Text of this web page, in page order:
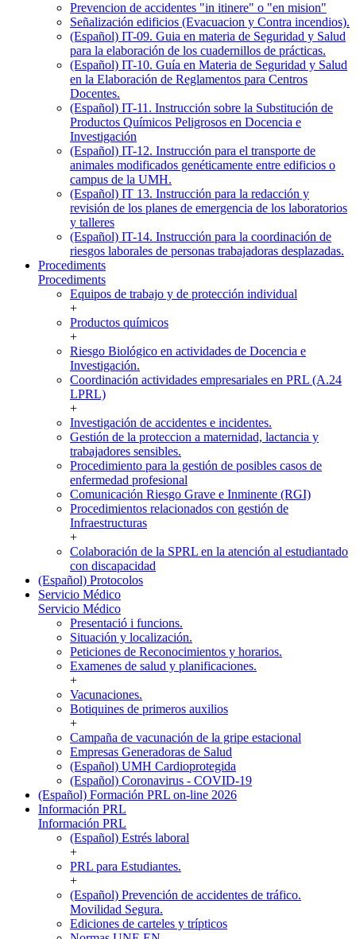
Prevencion de accidentes "in itinere" o "en mision"
Señalización edificios (Evacuacion y Contra incendios).
(Español) IT-09. Guia en materia de Seguridad y Salud
para la elaboración de los cuadernillos de prácticas.
(Español) IT-10. Guía en Materia de Seguridad y Salud
en la Elaboración de Reglamentos para Centros
Docentes.
(Español) IT-11. Instrucción sobre la Substitución de
Productos Químicos Peligrosos en Docencia e
Investigación
(Español) IT-12. Instrucción para el transporte de
animales modificados genéticamente entre edificios o
campus de la UMH.
(Español) IT 13. Instrucción para la redacción y
revisión de los planes de emergencia de los laboratorios
y talleres
(Español) IT-14. Instrucción para la coordinación de
riesgos laborales de personas trabajadoras desplazadas.
Procediments
Procediments
Equipos de trabajo y de protección individual
+
Productos químicos
+
Riesgo Biológico en actividades de Docencia e
Investigación.
Coordinación actividades empresariales en PRL (A.24
LPRL)
+
Investigación de accidentes e incidentes.
Gestión de la proteccion a maternidad, lactancia y
trabajadores sensibles.
Procedimiento para la gestión de posibles casos de
enfermedad profesional
Comunicación Riesgo Grave e Inminente (RGI)
Procedimientos relacionados con gestión de
Infraestructuras
+
Colaboración de la SPRL en la atención al estudiantado
con discapacidad
(Español) Protocolos
Servicio Médico
Servicio Médico
Presentació i funcions.
Situación y localización.
Peticiones de Reconocimientos y horarios.
Examenes de salud y planificaciones.
+
Vacunaciones.
Botiquines de primeros auxilios
+
Campaña de vacunación de la gripe estacional
Empresas Generadoras de Salud
(Español) UMH Cardioprotegida
(Español) Coronavirus - COVID-19
(Español) Formación PRL on-line 2026
Información PRL
Información PRL
(Español) Estrés laboral
+
PRL para Estudiantes.
+
(Español) Prevención de accidentes de tráfico.
Movilidad Segura.
Ediciones de carteles y trípticos